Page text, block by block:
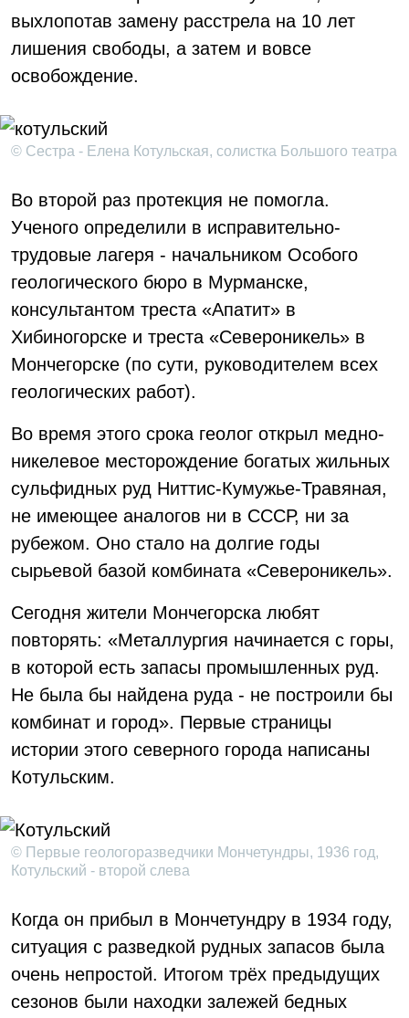
выхлопотав замену расстрела на 10 лет
лишения свободы, а затем и вовсе
освобождение.
© Сестра - Елена Котульская, солистка Большого театра
Во второй раз протекция не помогла.
Ученого определили в исправительно-
трудовые лагеря - начальником Особого
геологического бюро в Мурманске,
консультантом треста «Апатит» в
Хибиногорске и треста «Североникель» в
Мончегорске (по сути, руководителем всех
геологических работ).
Во время этого срока геолог открыл медно-
никелевое месторождение богатых жильных
сульфидных руд Ниттис-Кумужье-Травяная,
не имеющее аналогов ни в СССР, ни за
рубежом. Оно стало на долгие годы
сырьевой базой комбината «Североникель».
Сегодня жители Мончегорска любят
повторять: «Металлургия начинается с горы,
в которой есть запасы промышленных руд.
Не была бы найдена руда - не построили бы
комбинат и город». Первые страницы
истории этого северного города написаны
Котульским.
© Первые геологоразведчики Мончетундры, 1936 год,
Котульский - второй слева
Когда он прибыл в Мончетундру в 1934 году,
ситуация с разведкой рудных запасов была
очень непростой. Итогом трёх предыдущих
сезонов были находки залежей бедных